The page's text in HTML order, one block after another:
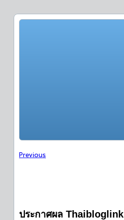
Previous
ประกาศผล Thaibloglink